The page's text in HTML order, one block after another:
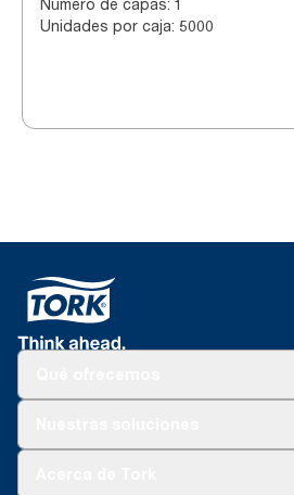
Número de capas: 1
Unidades por caja: 5000